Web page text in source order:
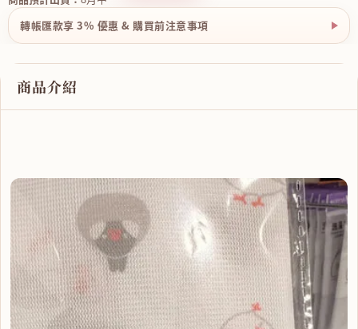
轉帳匯款享 3% 優惠 & 購買前注意事項
商品介紹